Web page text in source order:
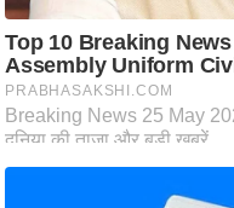
ति
ष
प्र
भु
म
हि